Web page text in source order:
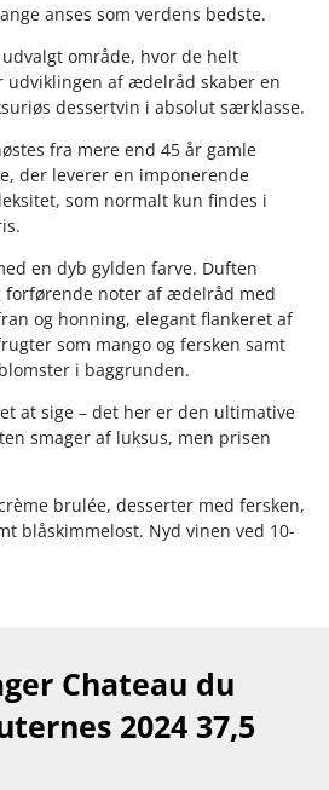
anses som verdens bedste.
område, hvor de helt
udviklingen af ædelråd skaber en
dessertvin i absolut særklasse.
fra mere end 45 år gamle
der leverer en imponerende
som normalt kun findes i
en dyb gylden farve. Duften
forførende noter af ædelråd med
og honning, elegant flankeret af
som mango og fersken samt
i baggrunden.
at sige – det her er den ultimative
smager af luksus, men prisen
brulée, desserter med fersken,
blåskimmelost. Nyd vinen ved 10-
Chateau du
2024 37,5